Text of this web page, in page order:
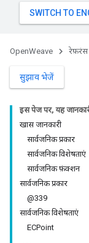
OpenWeave रेफ़रंस
सुझाव भेजें
इस पेज पर, यह
खास जानकारी
सार्वजनिक प्रकार
सार्वजनिक विशेषताएं
सार्वजनिक फ़ंक्शन
सार्वजनिक प्रकार
@339
सार्वजनिक विशेषताएं
ECPoint